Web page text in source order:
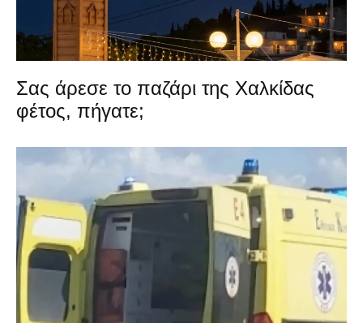
Σας άρεσε το παζάρι της Χαλκίδας
φέτος, πήγατε;